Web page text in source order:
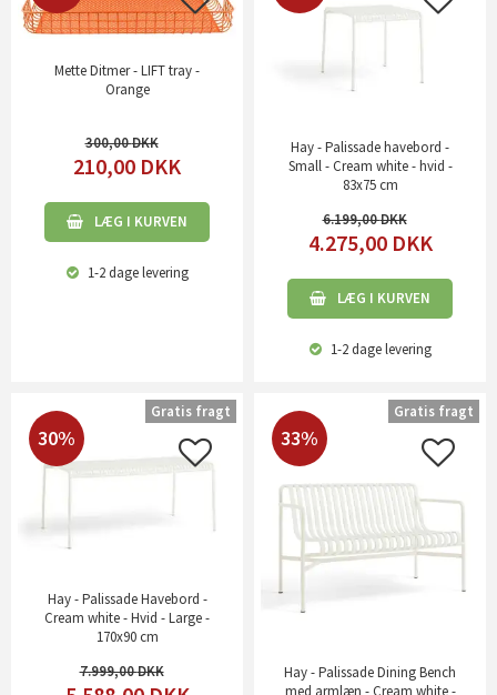
Mette Ditmer - LIFT tray -
Orange
300,00
210,00 DKK
LÆG I KURVEN
1-2 dagelevering
Hay - Palissade havebord -
Small - Cream white - hvid -
83x75 cm
6.199,00
4.275,00 DKK
LÆG I KURVEN
1-2 dagelevering
30%
Hay - Palissade Havebord -
Cream white - Hvid - Large -
170x90 cm
7.999,00
Gratis fragt
33%
Hay - Palissade Dining Bench
med armlæn - Cream white -
Gratis fragt